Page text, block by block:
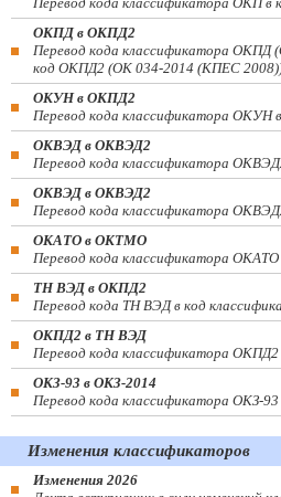
ОКПД в ОКПД2
Перевод кода классификатора ОКПД
код ОКПД2 (ОК 034-2014 (КПЕС
ОКУН в ОКПД2
Перевод кода классификатора ОКУН
ОКВЭД в ОКВЭД2
Перевод кода классификатора
ОКВЭД в ОКВЭД2
Перевод кода классификатора
ОКАТО в ОКТМО
Перевод кода классификатора
ТН ВЭД в ОКПД2
Перевод кода ТН ВЭД в код
ОКПД2 в ТН ВЭД
Перевод кода классификатора
ОКЗ-93 в ОКЗ-2014
Перевод кода классификатора ОКЗ-
Изменения классификаторов
Изменения 2026